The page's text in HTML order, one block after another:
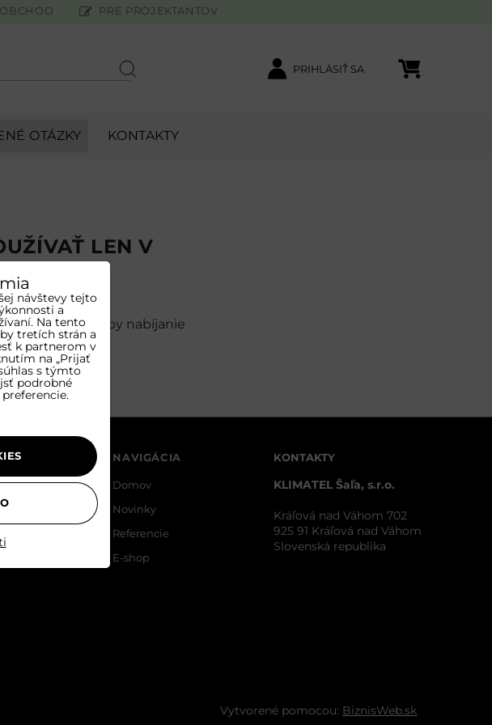
PRIHLÁSIŤ SA
Nákupný košík
PRE PROJEKTANTOV
OTÁZKY KONTAKTY
LEN V
tak, aby nabíjanie
870 087
- 16:00
NAVIGÁCIA
Domov
Novinky
Referencie
E-shop
KONTAKTY
KLIMATEL Šaľa, s.r.o.
Kráľová nad Váhom 702
925 91 Kráľová nad Váhom
Slovenská republika
Vytvorené pomocou: BiznisWeb.sk
návštevy tejto
a
Na tento
tretích strán a
k partnerom v
na „Prijať
s týmto
podrobné